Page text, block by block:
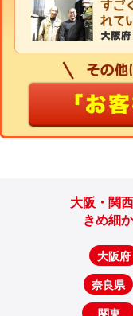
大阪・関
きめ細
大阪府
奈良県
関東